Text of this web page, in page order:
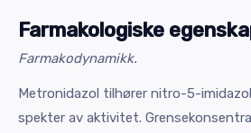
Farmakologiske
Farmakodynamikk.
Metronidazol tilhører nitro-5-
spekter av aktivitet.